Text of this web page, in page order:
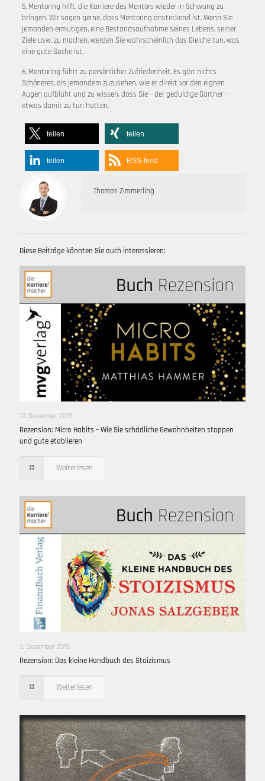
5. Mentoring hilft, die Karriere des Mentors wieder in Schwung zu
bringen. Wir sagen gerne, dass Mentoring ansteckend ist. Wenn Sie
jemanden ermutigen, eine Bestandsaufnahme seines Lebens, seiner
Ziele usw. zu machen, werden Sie wahrscheinlich das Gleiche tun, was
eine gute Sache ist.
6. Mentoring führt zu persönlicher Zufriedenheit. Es gibt nichts
Schöneres, als jemandem zuzusehen, wie er direkt vor den eignen
Augen aufblüht und zu wissen, dass Sie – der geduldige Gärtner –
etwas damit zu tun hatten.
teilen teilen
teilen RSS-feed
Thomas Zimmerling
Diese Beiträge könnten Sie auch interessieren:
10. Dezember 2019
Rezension: Micro Habits – Wie Sie schädliche Gewohnheiten stoppen
und gute etablieren
Weiterlesen
3. Dezember 2019
Rezension: Das kleine Handbuch des Stoizismus
Weiterlesen